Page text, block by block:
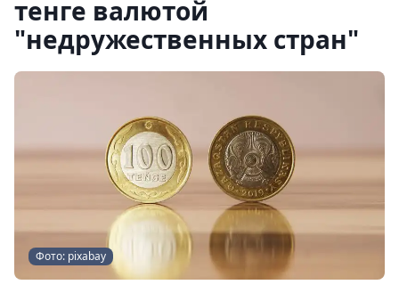
тенге валютой
"недружественных стран"
Фото: pixabay